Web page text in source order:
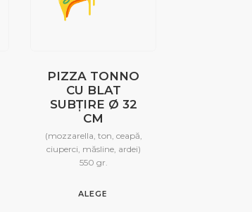
PIZZA TONNO
CU BLAT
SUBȚIRE Ø 32
CM
(mozzarella, ton, ceapă,
ciuperci, măsline, ardei)
550 gr.
ALEGE